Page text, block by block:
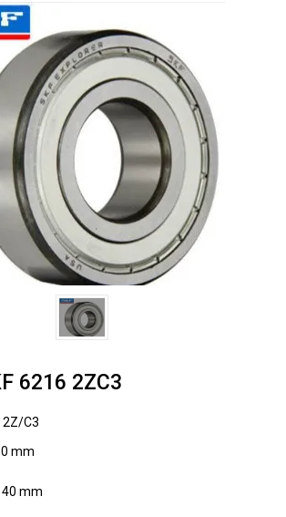
6216 2ZC3
2Z/C3
mm
mm